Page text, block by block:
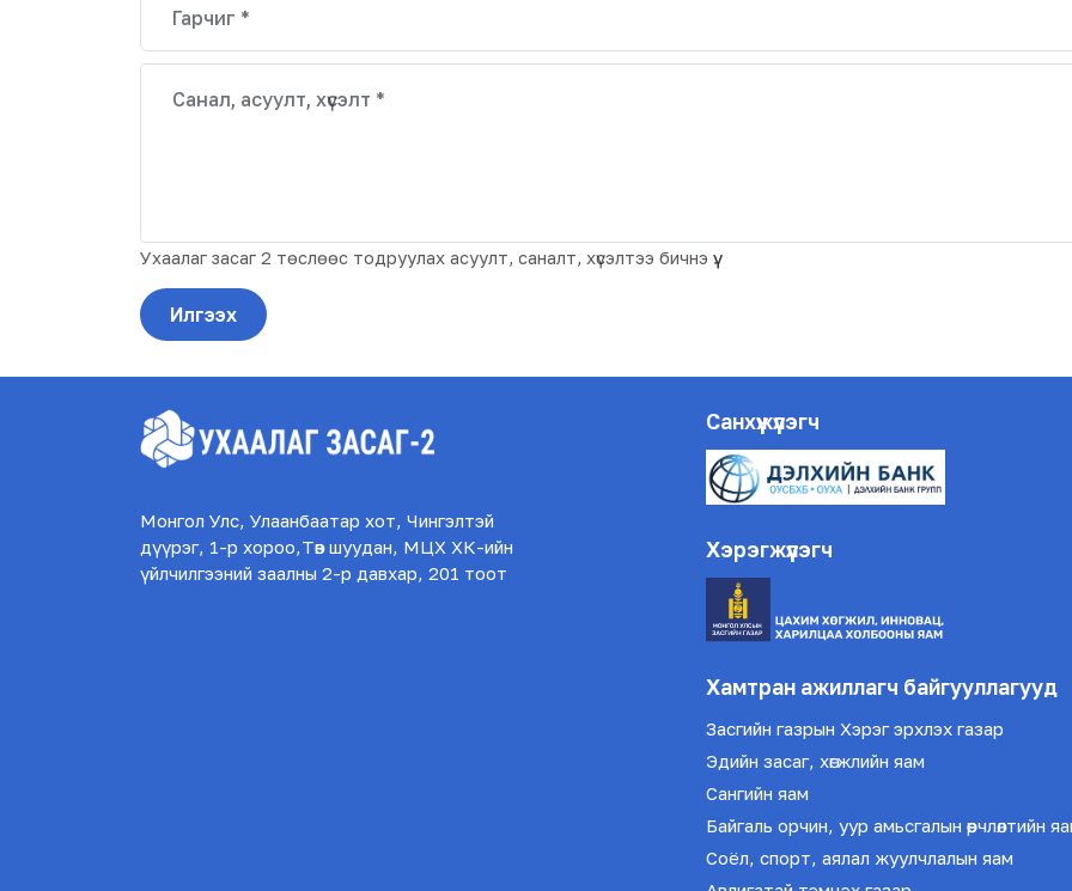
Гарчиг *
Санал, асуулт, хүсэлт *
Ухаалаг засаг 2 төслөөс тодруулах асуулт, саналт, хүсэлтээ бичнэ үү.
Илгээх
Монгол Улс, Улаанбаатар хот, Чингэлтэй
дүүрэг, 1-р хороо,Төв шуудан, МЦХ ХК-ийн
үйлчилгээний заалны 2-р давхар, 201 тоот
Санхүүжүүлэгч
Хэрэгжүүлэгч
Хамтран ажиллагч байгууллагууд
Засгийн газрын Хэрэг эрхлэх газар
Эдийн засаг, хөгжлийн яам
Сангийн яам
Байгаль орчин, уур амьсгалын өөрчлөлтийн
Соёл, спорт, аялал жуулчлалын яам